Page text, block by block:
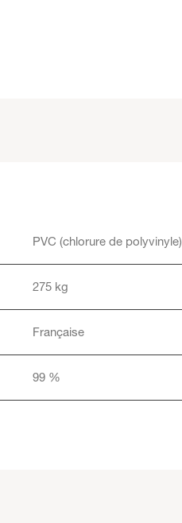
PVC (chlorure de polyvinyle)
275 kg
Française
99 %